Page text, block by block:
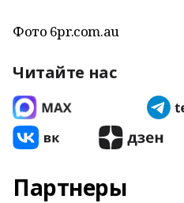
Фото 6pr.com.au
Читайте нас
Партнеры